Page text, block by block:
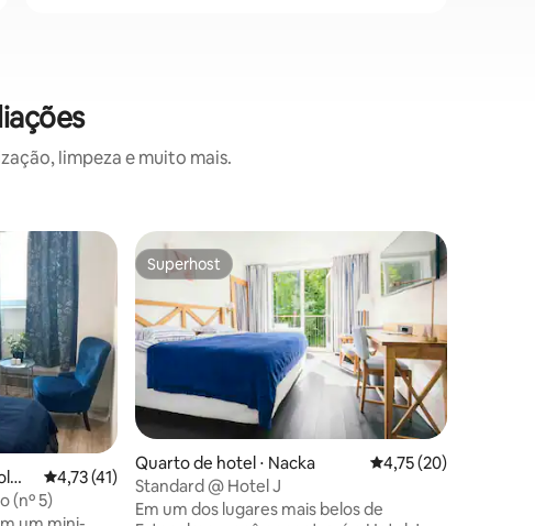
limpeza e muito mais.
4,73 de uma avaliação média de 5, 41 avaliações
4,73 (41)
(nº 5)
Superhost
Superhost
Quarto de hotel ⋅ Nacka 4,75 de uma
4,75 (20)
Standard @ Hotel J
Em um dos lugares mais belos de